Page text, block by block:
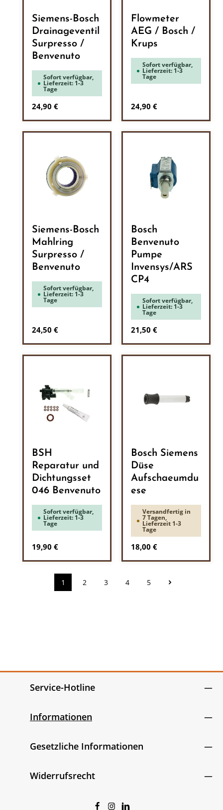
Siemens-Bosch
Drainageventil
Surpresso /
Benvenuto
Sofort verfügbar,
Lieferzeit: 1-3
Tage
Regulärer Preis:
24,90 €
Flowmeter
AEG / Bosch /
Krups
Sofort verfügbar,
Lieferzeit: 1-3
Tage
Regulärer Preis:
24,90 €
Siemens-Bosch
Mahlring
Surpresso /
Benvenuto
Sofort verfügbar,
Lieferzeit: 1-3
Tage
Regulärer Preis:
24,50 €
Bosch
Benvenuto
Pumpe
Invensys/ARS
CP4
Sofort verfügbar,
Lieferzeit: 1-3
Tage
Regulärer Preis:
21,50 €
BSH
Reparatur und
Dichtungsset
046 Benvenuto
Sofort verfügbar,
Lieferzeit: 1-3
Tage
Regulärer Preis:
19,90 €
Bosch Siemens
Düse
Aufschaeumdu
ese
Versandfertig in
7 Tagen,
Lieferzeit 1-3
Tage
Regulärer Preis:
18,00 €
Seite
1 Seite
2 Seite
3 Seite
4 Seite
5
Service-Hotline
Informationen
Gesetzliche Informationen
Widerrufsrecht